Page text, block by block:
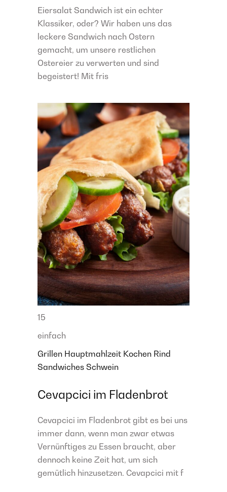
Eiersalat Sandwich ist ein echter
Klassiker, oder? Wir haben uns das
leckere Sandwich nach Ostern
gemacht, um unsere restlichen
Ostereier zu verwerten und sind
begeistert! Mit fris
15
einfach
Grillen Hauptmahlzeit Kochen Rind
Sandwiches Schwein
Cevapcici im Fladenbrot
Cevapcici im Fladenbrot gibt es bei uns
immer dann, wenn man zwar etwas
Vernünftiges zu Essen braucht, aber
dennoch keine Zeit hat, um sich
gemütlich hinzusetzen. Cevapcici mit f